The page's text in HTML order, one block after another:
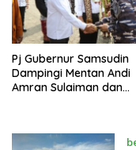
Pj Gubernur Samsudin
Dampingi Mentan Andi
Amran Sulaiman dan
Program Ketahanan